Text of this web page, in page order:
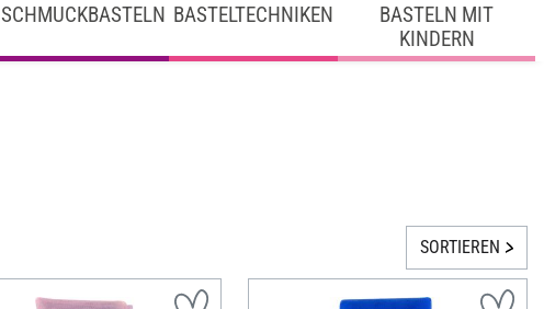
SCHMUCKBASTELN BASTELTECHNIKEN
BASTELN MIT
KINDERN
SORTIEREN